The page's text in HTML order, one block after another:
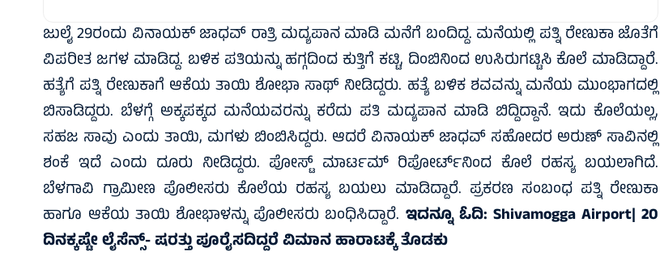
ಜುಲೈ 29ರಂದು ವಿನಾಯಕ್ ಜಾಧವ್ ರಾತ್ರಿ ಮದ್ಯಪಾನ ಮಾಡಿ ಮನೆಗೆ ಬಂದಿದ್ದ. ಮನೆಯಲ್ಲಿ ಪತ್ನಿ ರೇಣುಕಾ ಜೊತೆಗೆ
ವಿಪರೀತ ಜಗಳ ಮಾಡಿದ್ದ. ಬಳಿಕ ಪತಿಯನ್ನು ಹಗ್ಗದಿಂದ ಕುತ್ತಿಗೆ ಕಟ್ಟಿ, ದಿಂಬಿನಿಂದ ಉಸಿರುಗಟ್ಟಿಸಿ ಕೊಲೆ ಮಾಡಿದ್ದಾರೆ.
ಹತ್ಯೆಗೆ ಪತ್ನಿ ರೇಣುಕಾಗೆ ಆಕೆಯ ತಾಯಿ ಶೋಭಾ ಸಾಥ್ ನೀಡಿದ್ದರು. ಹತ್ಯೆ ಬಳಿಕ ಶವವನ್ನು ಮನೆಯ ಮುಂಭಾಗದಲ್ಲಿ
ಬಿಸಾಡಿದ್ದರು. ಬೆಳಗ್ಗೆ ಅಕ್ಕಪಕ್ಕದ ಮನೆಯವರನ್ನು ಕರೆದು ಪತಿ ಮದ್ಯಪಾನ ಮಾಡಿ ಬಿದ್ದಿದ್ದಾನೆ. ಇದು ಕೊಲೆಯಲ್ಲ,
ಸಹಜ ಸಾವು ಎಂದು ತಾಯಿ, ಮಗಳು ಬಿಂಬಿಸಿದ್ದರು. ಆದರೆ ವಿನಾಯಕ್ ಜಾಧವ್ ಸಹೋದರ ಅರುಣ್ ಸಾವಿನಲ್ಲಿ
ಶಂಕೆ ಇದೆ ಎಂದು ದೂರು ನೀಡಿದ್ದರು. ಪೋಸ್ಟ್ ಮಾರ್ಟಮ್ ರಿಪೋರ್ಟ್‌ನಿಂದ ಕೊಲೆ ರಹಸ್ಯ ಬಯಲಾಗಿದೆ.
ಬೆಳಗಾವಿ ಗ್ರಾಮೀಣ ಪೊಲೀಸರು ಕೊಲೆಯ ರಹಸ್ಯ ಬಯಲು ಮಾಡಿದ್ದಾರೆ. ಪ್ರಕರಣ ಸಂಬಂಧ ಪತ್ನಿ ರೇಣುಕಾ
ಹಾಗೂ ಆಕೆಯ ತಾಯಿ ಶೋಭಾಳನ್ನು ಪೊಲೀಸರು ಬಂಧಿಸಿದ್ದಾರೆ. ಇದನ್ನೂ ಓದಿ: Shivamogga Airport| 20
ದಿನಕ್ಕಷ್ಟೇ ಲೈಸೆನ್ಸ್‌- ಷರತ್ತು ಪೂರೈಸದಿದ್ದರೆ ವಿಮಾನ ಹಾರಾಟಕ್ಕೆ ತೊಡಕು